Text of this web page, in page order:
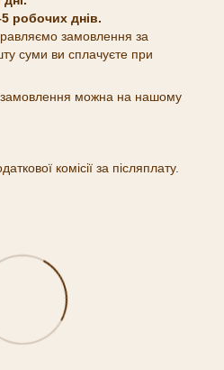
робочих днів.
замовлення за
суми ви сплачуєте при
можна на нашому
комісії за післяплату.